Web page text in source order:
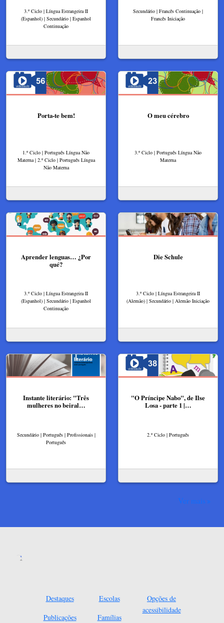
3.º Ciclo | Língua Estrangeira II
(Espanhol) | Secundário | Espanhol
Continuação
Secundário | Francês Continuação |
Francês Iniciação
Porta-te bem!
1.º Ciclo | Português Língua Não
Materna | 2.º Ciclo | Português Língua
Não Materna
O meu cérebro
3.º Ciclo | Português Língua Não
Materna
Aprender lenguas… ¿Por
qué?
3.º Ciclo | Língua Estrangeira II
(Espanhol) | Secundário | Espanhol
Continuação
Die Schule
3.º Ciclo | Língua Estrangeira II
(Alemão) | Secundário | Alemão Iniciação
Instante literário: "Três
mulheres no beiral…
Secundário | Português | Profissionais |
Português
"O Príncipe Nabo", de Ilse
Losa - parte 1 |…
2.º Ciclo | Português
Ver mais
Destaques
Publicações
Escolas
Famílias
Opções de
acessibilidade